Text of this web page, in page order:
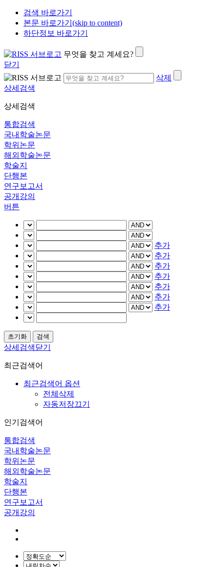
검색 바로가기
본문 바로가기(skip to content)
하단정보 바로가기
무엇을 찾고 계세요?
닫기
삭제
상세검색
상세검색
통합검색
국내학술논문
학위논문
해외학술논문
학술지
단행본
연구보고서
공개강의
버튼
추가
추가
추가
추가
추가
추가
추가
상세검색닫기
최근검색어
최근검색어 옵션
전체삭제
자동저장끄기
인기검색어
통합검색
국내학술논문
학위논문
해외학술논문
학술지
단행본
연구보고서
공개강의